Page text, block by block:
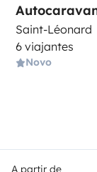
Saint-Léonard
6 viajantes
Novo
A partir de